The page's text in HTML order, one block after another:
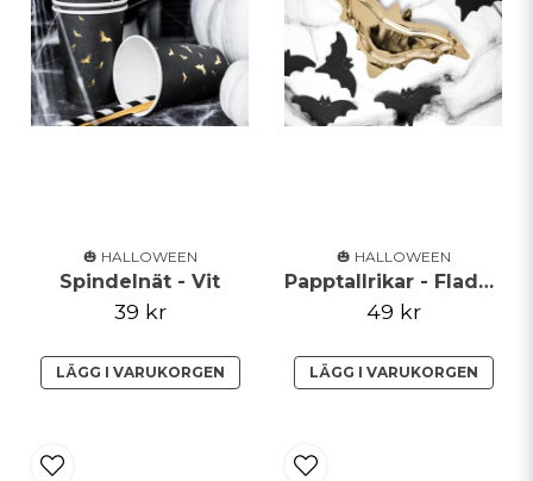
🎃 HALLOWEEN
Spindelnät - Vit
39 kr
LÄGG I VARUKORGEN
🎃 HALLOWEEN
Papptallrikar - Fladdermöss - Guld
49 kr
LÄGG I VARUKORGEN